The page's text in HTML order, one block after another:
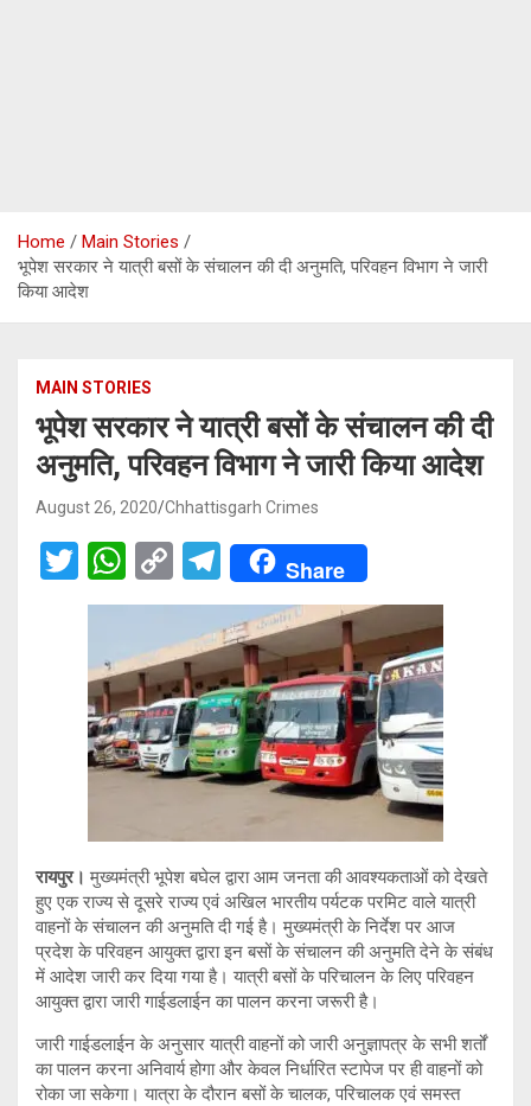
Home
Main Stories
भूपेश सरकार ने यात्री बसों के संचालन की दी अनुमति, परिवहन विभाग ने जारी
किया आदेश
MAIN STORIES
भूपेश सरकार ने यात्री बसों के संचालन की दी
अनुमति, परिवहन विभाग ने जारी किया आदेश
August 26, 2020 Chhattisgarh Crimes
T
wi
er
W
h
s
A
p
p
C
o
py
Li
n
k
T
el
e
gr
a
m
Share
रायपुर। मुख्यमंत्री भूपेश बघेल द्वारा आम जनता की आवश्यकताओं को देखते
हुए एक राज्य से दूसरे राज्य एवं अखिल भारतीय पर्यटक परमिट वाले यात्री
वाहनों के संचालन की अनुमति दी गई है। मुख्यमंत्री के निर्देश पर आज
प्रदेश के परिवहन आयुक्त द्वारा इन बसों के संचालन की अनुमति देने के संबंध
में आदेश जारी कर दिया गया है। यात्री बसों के परिचालन के लिए परिवहन
आयुक्त द्वारा जारी गाईडलाईन का पालन करना जरूरी है।
जारी गाईडलाईन के अनुसार यात्री वाहनों को जारी अनुज्ञापत्र के सभी शर्तों
का पालन करना अनिवार्य होगा और केवल निर्धारित स्टापेज पर ही वाहनों को
रोका जा सकेगा। यात्रा के दौरान बसों के चालक, परिचालक एवं समस्त